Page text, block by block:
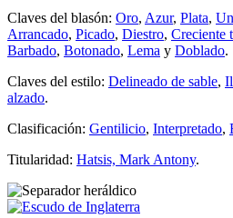
Claves del blasón: Oro, Azur, Plata,
Arrancado, Picado, Diestro, Creciente
Barbado, Botonado, Lema y Doblado.
Claves del estilo: Delineado de sable,
alzado.
Clasificación: Gentilicio, Interpretado,
Titularidad: Hatsis, Mark Antony.